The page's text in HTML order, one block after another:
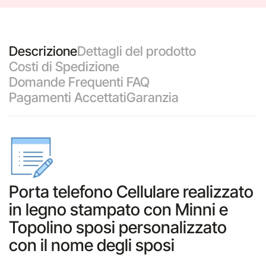
DescrizioneDettagli del prodotto
Costi di Spedizione
Domande Frequenti FAQ
Pagamenti AccettatiGaranzia
Porta telefono Cellulare realizzato
in legno stampato con Minni e
Topolino sposi personalizzato
con il nome degli sposi